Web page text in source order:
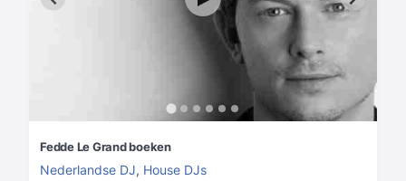
Fedde Le Grand boeken
Nederlandse DJ, House DJs